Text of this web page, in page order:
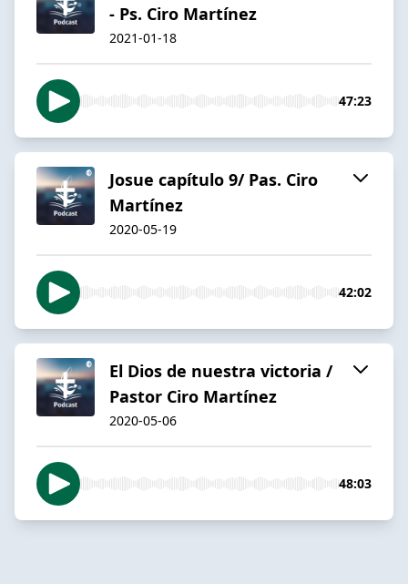
- Ps. Ciro Martínez
2021-01-18
47:23
Josue capítulo 9/ Pas. Ciro
Martínez
2020-05-19
42:02
El Dios de nuestra victoria /
Pastor Ciro Martínez
2020-05-06
48:03